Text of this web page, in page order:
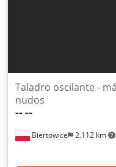
Biertowice 2.112 km
Taladro oscilante -
nudos
----